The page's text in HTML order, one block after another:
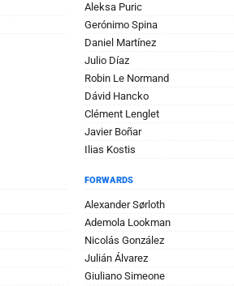
Aleksa Puric
Gerónimo Spina
Daniel Martínez
Julio Díaz
Robin Le Normand
Dávid Hancko
Clément Lenglet
Javier Boñar
Ilias Kostis
FORWARDS
Alexander Sørloth
Ademola Lookman
Nicolás González
Julián Álvarez
Giuliano Simeone